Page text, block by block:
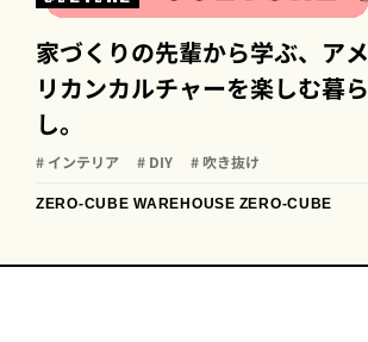
家づくりの先輩から学ぶ、アメ
リカンカルチャーを楽しむ暮ら
し。
# インテリア # DIY # 吹き抜け
ZERO-CUBE WAREHOUSE ZERO-CUBE